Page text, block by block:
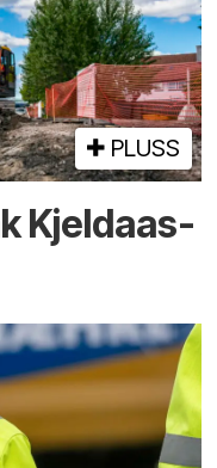
PLUSS
Kjeldaas-